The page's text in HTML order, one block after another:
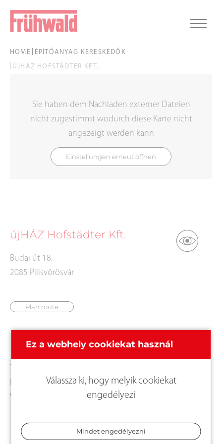
HOME
ÉPÍTŐANYAG KERESKEDŐK
ÚJHÁZ HOFSTÄDTER KFT.
Sie haben dem Nachladen externer Dateien
nicht zugestimmt wodurch diese Karte nicht
angezeigt werden kann
Einstellungen erneut öffnen
újHÁZ Hofstädter Kft.
Budai út 18.
2085 Pilisvörösvár
Plan route
Kapcsolat
Tel.:
E-Mail:
info@htuzep.hu
Web:
http://tuzep.hofstadter.hu/
Ez a webhely cookiekat használ
Válassza ki, hogy melyik cookiekat
engedélyezi
Mindet engedélyezni